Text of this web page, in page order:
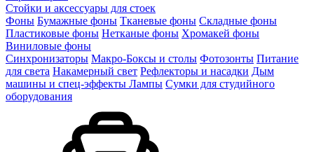
Стойки и аксессуары для стоек
Фоны Бумажные фоны Тканевые фоны Складные фоны
Пластиковые фоны Нетканые фоны Хромакей фоны
Виниловые фоны
Синхронизаторы Макро-Боксы и столы Фотозонты Питание
для света Накамерный свет Рефлекторы и насадки Дым
машины и спец-эффекты Лампы Сумки для студийного
оборудования